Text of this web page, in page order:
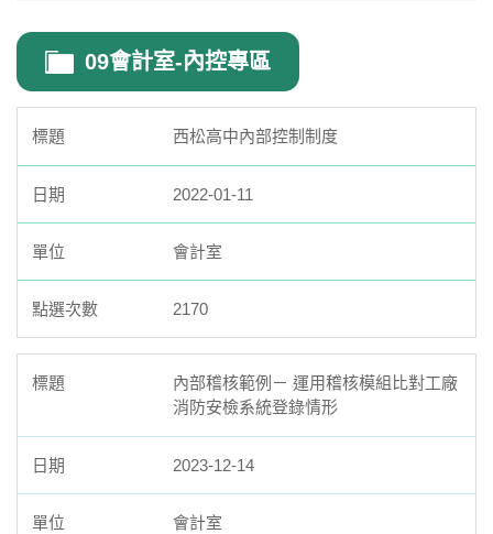
網路資源
西松亮點
行事曆
家長會
家長專區
臺北市111年度臺北酷課雲師資增能推廣
防疫在家學習專區
09會計室-內控專區
西松高中內部控制制度
2022-01-11
會計室
2170
內部稽核範例－ 運用稽核模組比對工廠
消防安檢系統登錄情形
2023-12-14
會計室